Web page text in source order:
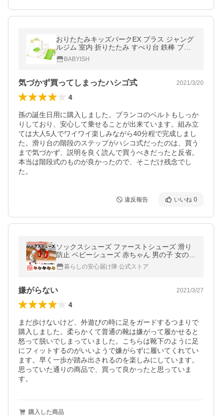
おりたたみキッズパークEX プラス ジャング
ルジム 室内 折りたたみ すべり台 鉄棒 ブラ
ンコ アスレチック 滑り台 折り畳み 野中製作
所【特別価格】
BABYISH
気づかず買ってしまったハシゴ式 2021/3/20
4
孫の誕生日用に購入しました。ブランコのベルトもしっか
りしており、安心して乗せることが出来ています。組み立
ては大人5人でワイワイ楽しみながら40分程で完成しまし
た。滑り台の階段のステップがハシコ式だったのは、買う
まで気づかず、説明を良く読んで買うべきだったと反省。
本当は階段式のものが良かったので、そこだけ残念でし
た。
違反報告 いいね 0
ソックスシューズ ファーストシューズ 滑り
防止 ベビーシューズ 赤ちゃん 男の子 女の子
ルームシューズ 室内履き 室外兼用
暮らしの安心届け隊 公式ストア
嫌がらない 2021/3/27
4
まだ歩けないけど、外遊びの時に足をガードするつまりで
購入しました。柔らかくて普通の靴は嫌がって履かせると
怒って脱いでしまっていました。こちらは靴下のように足
にフィットするのがいいようで嫌がらずに履いてくれてい
ます。早く一歩が踏み出されるのを楽しみにしています。
思っていた通りの商品で、買って良かったと思っていま
す。
購入した商品